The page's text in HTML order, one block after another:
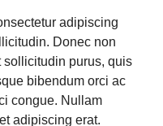
adipiscing
Donec non
purus, quis
bibendum orci ac
congue. Nullam
adipiscing erat.